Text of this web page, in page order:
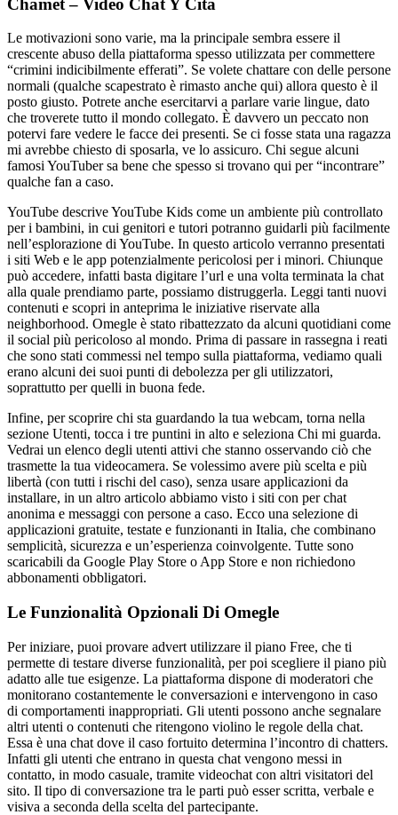
Le motivazioni sono varie, ma la principale sembra essere il
crescente abuso della piattaforma spesso utilizzata per commettere
“crimini indicibilmente efferati”. Se volete chattare con delle persone
normali (qualche scapestrato è rimasto anche qui) allora questo è il
posto giusto. Potrete anche esercitarvi a parlare varie lingue, dato
che troverete tutto il mondo collegato. È davvero un peccato non
potervi fare vedere le facce dei presenti. Se ci fosse stata una ragazza
mi avrebbe chiesto di sposarla, ve lo assicuro. Chi segue alcuni
famosi YouTuber sa bene che spesso si trovano qui per “incontrare”
qualche fan a caso.
YouTube descrive YouTube Kids come un ambiente più controllato
per i bambini, in cui genitori e tutori potranno guidarli più facilmente
nell’esplorazione di YouTube. In questo articolo verranno presentati
i siti Web e le app potenzialmente pericolosi per i minori. Chiunque
può accedere, infatti basta digitare l’url e una volta terminata la chat
alla quale prendiamo parte, possiamo distruggerla. Leggi tanti nuovi
contenuti e scopri in anteprima le iniziative riservate alla
neighborhood. Omegle è stato ribattezzato da alcuni quotidiani come
il social più pericoloso al mondo. Prima di passare in rassegna i reati
che sono stati commessi nel tempo sulla piattaforma, vediamo quali
erano alcuni dei suoi punti di debolezza per gli utilizzatori,
soprattutto per quelli in buona fede.
Infine, per scoprire chi sta guardando la tua webcam, torna nella
sezione Utenti, tocca i tre puntini in alto e seleziona Chi mi guarda.
Vedrai un elenco degli utenti attivi che stanno osservando ciò che
trasmette la tua videocamera. Se volessimo avere più scelta e più
libertà (con tutti i rischi del caso), senza usare applicazioni da
installare, in un altro articolo abbiamo visto i siti con per chat
anonima e messaggi con persone a caso. Ecco una selezione di
applicazioni gratuite, testate e funzionanti in Italia, che combinano
semplicità, sicurezza e un’esperienza coinvolgente. Tutte sono
scaricabili da Google Play Store o App Store e non richiedono
abbonamenti obbligatori.
Le Funzionalità Opzionali Di Omegle
Per iniziare, puoi provare advert utilizzare il piano Free, che ti
permette di testare diverse funzionalità, per poi scegliere il piano più
adatto alle tue esigenze. La piattaforma dispone di moderatori che
monitorano costantemente le conversazioni e intervengono in caso
di comportamenti inappropriati. Gli utenti possono anche segnalare
altri utenti o contenuti che ritengono violino le regole della chat.
Essa è una chat dove il caso fortuito determina l’incontro di chatters.
Infatti gli utenti che entrano in questa chat vengono messi in
contatto, in modo casuale, tramite videochat con altri visitatori del
sito. Il tipo di conversazione tra le parti può esser scritta, verbale e
visiva a seconda della scelta del partecipante.